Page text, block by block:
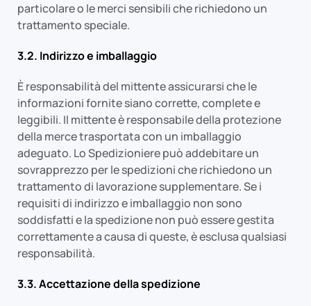
particolare o le merci sensibili che richiedono un
trattamento speciale.
3.2. Indirizzo e imballaggio
È responsabilità del mittente assicurarsi che le
informazioni fornite siano corrette, complete e
leggibili. Il mittente è responsabile della protezione
della merce trasportata con un imballaggio
adeguato. Lo Spedizioniere può addebitare un
sovrapprezzo per le spedizioni che richiedono un
trattamento di lavorazione supplementare. Se i
requisiti di indirizzo e imballaggio non sono
soddisfatti e la spedizione non può essere gestita
correttamente a causa di queste, è esclusa qualsiasi
responsabilità.
3.3. Accettazione della spedizione